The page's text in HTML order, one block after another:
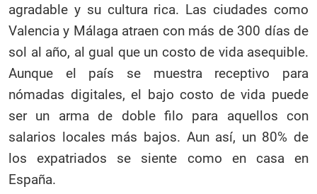
agradable y su cultura rica. Las ciudades como
Valencia y Málaga atraen con más de 300 días de
sol al año, al gual que un costo de vida asequible.
Aunque el país se muestra receptivo para
nómadas digitales, el bajo costo de vida puede
ser un arma de doble filo para aquellos con
salarios locales más bajos. Aun así, un 80% de
los expatriados se siente como en casa en
España.